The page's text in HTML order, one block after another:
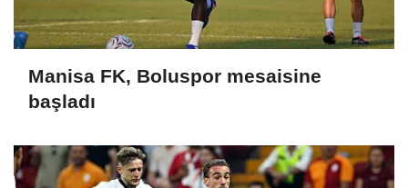
Manisa FK, Boluspor mesaisine
başladı